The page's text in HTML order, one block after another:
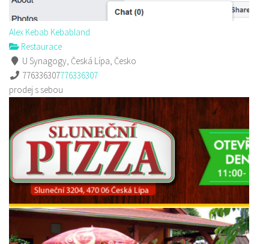
Alex Kebab Kebabland
Restaurace
U Synagogy, Česká Lípa, Česko
776336307776336307
prodej s sebou